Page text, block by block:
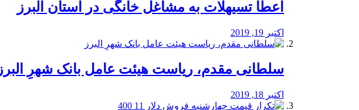
️اعطا تسیهلات به مشاغل خانگی در استان البرز
اکتبر 19, 2019
سلطانی مقدم، ریاست هیئت عامل بانک شهرِ البرز
اکتبر 18, 2019